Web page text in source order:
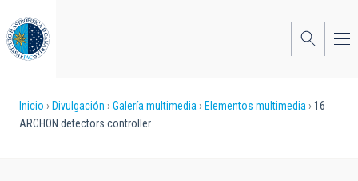
al
contenido
principal
Sobrescribir
Inicio Divulgación Galería multimedia Elementos multimedia
16
ARCHON detectors controller